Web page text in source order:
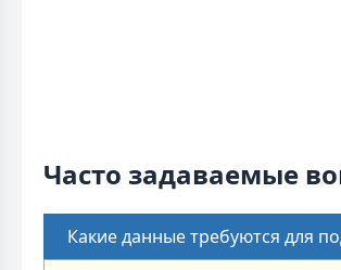
Часто задаваемые
Какие данные требуются для